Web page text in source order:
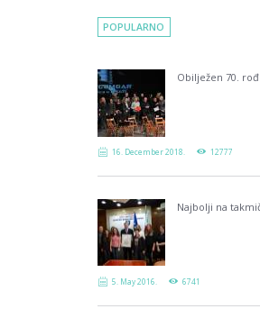
POPULARNO
Obilježen 70.
16. December 2018. 12777
Najbolji na
5. May 2016. 6741